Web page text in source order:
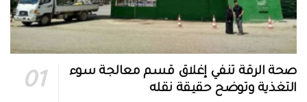
صحة الرقة تنفي إغلاق قسم معالجة سوء
التغذية وتوضح حقيقة نقله